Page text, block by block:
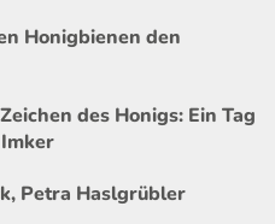
Honigbienen den
des Honigs: Ein Tag
Petra Haslgrübler